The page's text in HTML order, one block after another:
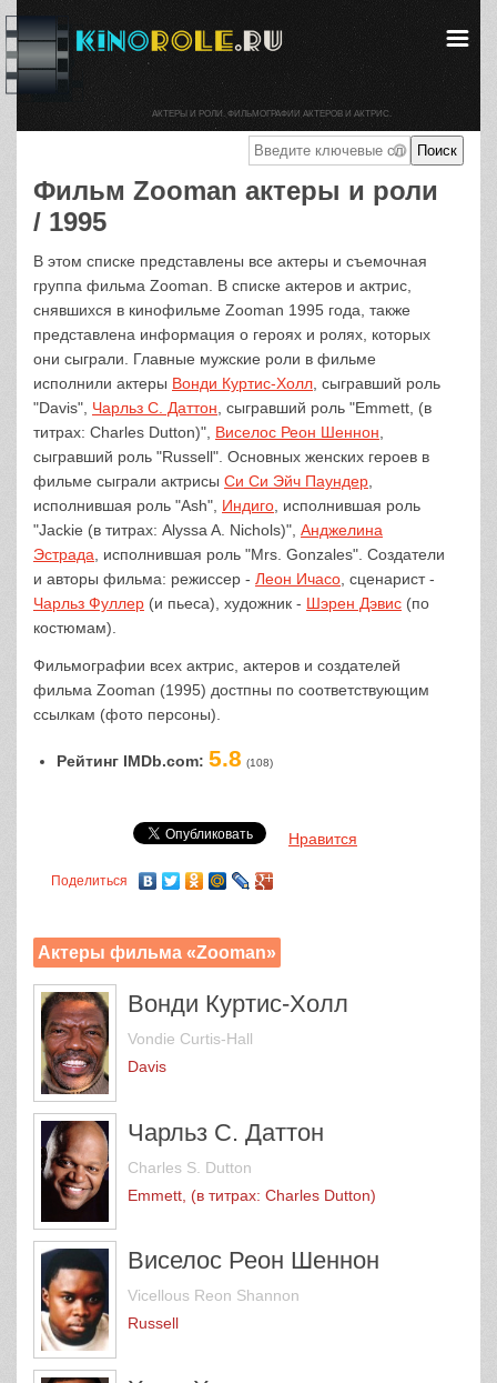
Фильм Zooman актеры и роли
/ 1995
В этом списке представлены все актеры и съемочная
группа фильма Zooman. В списке актеров и актрис,
снявшихся в кинофильме Zooman 1995 года, также
представлена информация о героях и ролях, которых
они сыграли. Главные мужские роли в фильме
исполнили актеры Вонди Куртис-Холл , сыгравший роль
"Davis", Чарльз С. Даттон , сыгравший роль "Emmett, (в
титрах: Charles Dutton)", Виселос Реон Шеннон
сыгравший роль "Russell". Основных женских героев в
фильме сыграли актрисы Си Си Эйч Паундер
исполнившая роль "Ash", Индиго , исполнившая роль
"Jackie (в титрах: Alyssa A. Nichols)", Анджелина
Эстрада , исполнившая роль "Mrs. Gonzales". Создатели
и авторы фильма: режиссер - Леон Ичасо , сценарист -
Чарльз Фуллер (и пьеса), художник - Шэрен Дэвис (по
костюмам).
Фильмографии всех актрис, актеров и создателей
фильма Zooman (1995) достпны по соответствующим
ссылкам (фото персоны).
Рейтинг IMDb.com: 5.8 (108)
Нравится
Поделиться
Актеры фильма «Zooman»
Вонди Куртис-Холл
Vondie Curtis-Hall
Davis
Чарльз С. Даттон
Charles S. Dutton
Emmett, (в титрах: Charles Dutton)
Виселос Реон Шеннон
Vicellous Reon Shannon
Russell
АКТЕРЫ И РОЛИ. ФИЛЬМОГРАФИИ АКТЕРОВ И АКТРИС.